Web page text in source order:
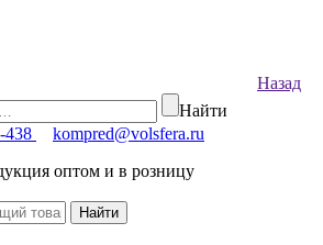
Назад
Найти
438
kompred@volsfera.ru
оптом и в розницу